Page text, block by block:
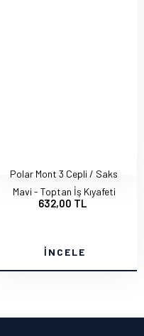
Polar Mont 3 Cepli / Saks
Mavi - Toptan İş Kıyafeti
632,00 TL
İNCELE